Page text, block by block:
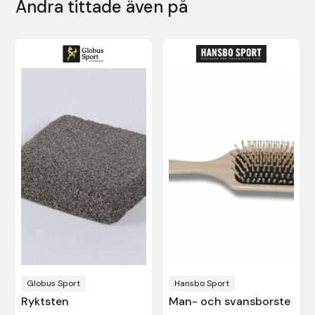
Andra tittade även på
Globus Sport
Ryktsten
Hansbo Sport
Man- och svansborste